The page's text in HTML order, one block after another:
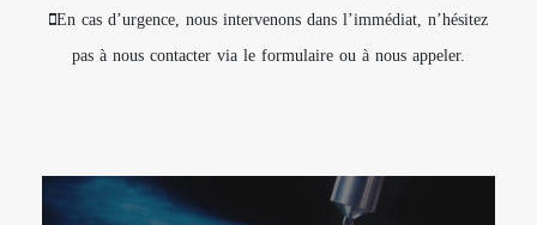
En cas d’urgence, nous intervenons dans l’immédiat, n’hésitez
pas à nous contacter via le formulaire ou à nous appeler.